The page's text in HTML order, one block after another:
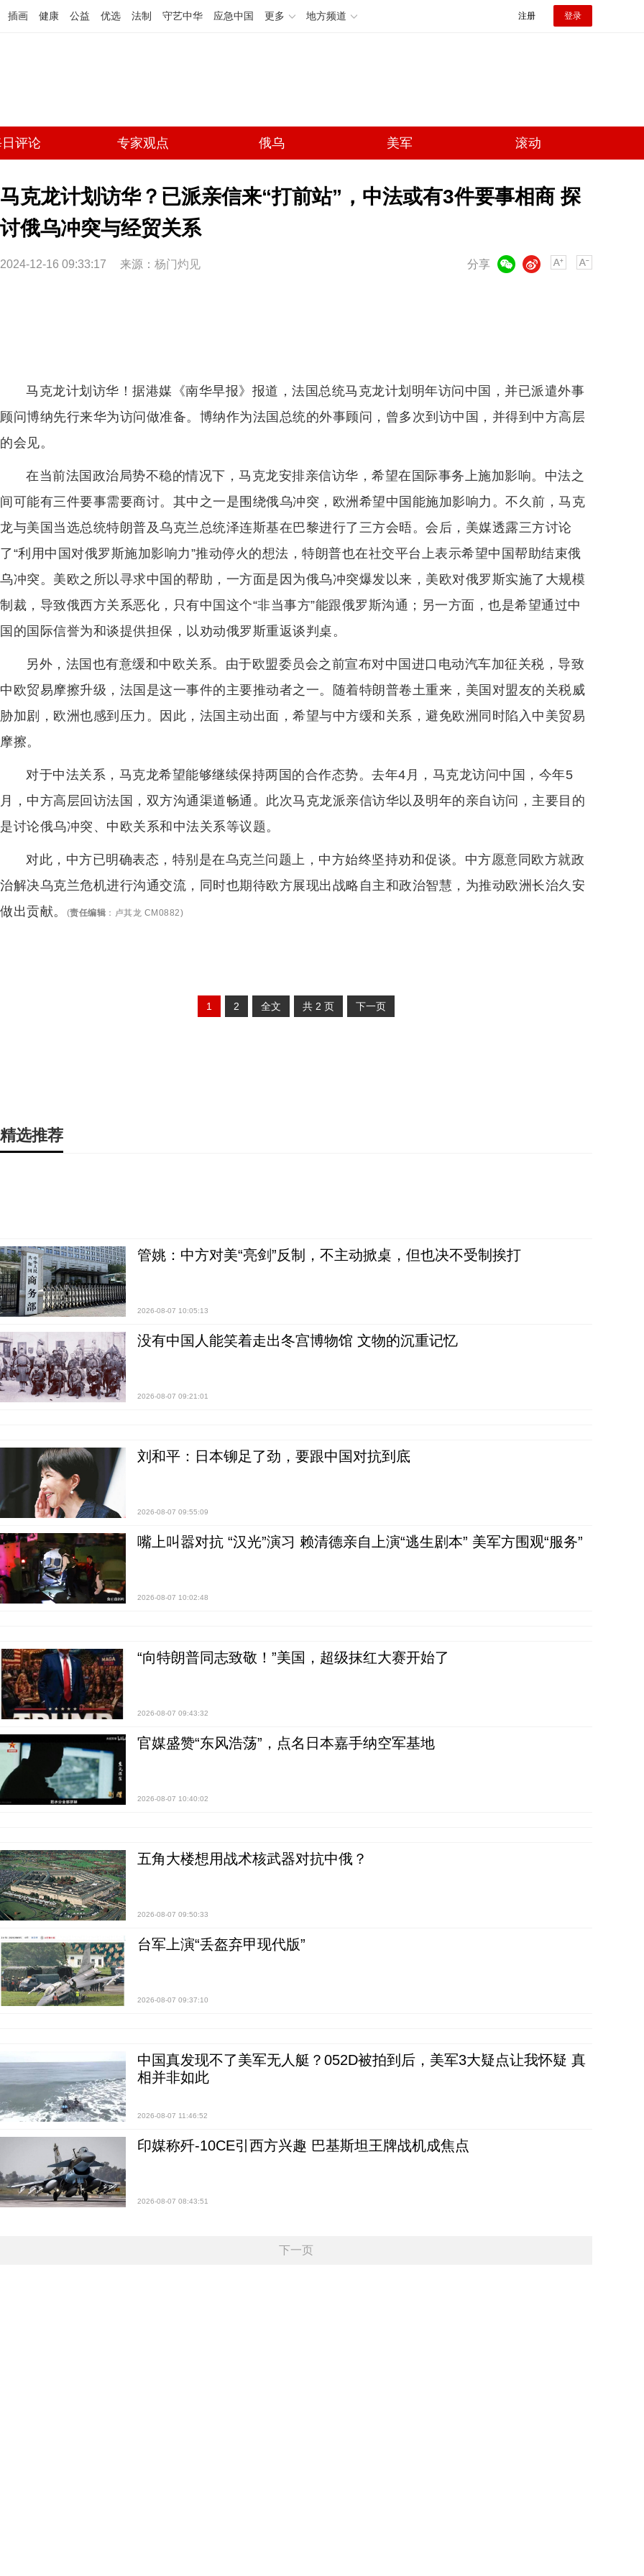
插画 健康 公益 优选 法制 守艺中华 应急中国 更多 地方频道 注册 登录
评论 专家观点 俄乌 美军 滚动
马克龙计划访华？已派亲信来“打前站”，中法或有3件要事相商 探
讨俄乌冲突与经贸关系
2024-12-16 09:33:17 来源： 杨门灼见 分享
微博
马克龙计划访华！据港媒《南华早报》报道，法国总统马克龙计划明年访问中国，并已派遣外事
顾问博纳先行来华为访问做准备。博纳作为法国总统的外事顾问，曾多次到访中国，并得到中方高层
的会见。
在当前法国政治局势不稳的情况下，马克龙安排亲信访华，希望在国际事务上施加影响。中法之
间可能有三件要事需要商讨。其中之一是围绕俄乌冲突，欧洲希望中国能施加影响力。不久前，马克
龙与美国当选总统特朗普及乌克兰总统泽连斯基在巴黎进行了三方会晤。会后，美媒透露三方讨论
了“利用中国对俄罗斯施加影响力”推动停火的想法，特朗普也在社交平台上表示希望中国帮助结束俄
乌冲突。美欧之所以寻求中国的帮助，一方面是因为俄乌冲突爆发以来，美欧对俄罗斯实施了大规模
制裁，导致俄西方关系恶化，只有中国这个“非当事方”能跟俄罗斯沟通；另一方面，也是希望通过中
国的国际信誉为和谈提供担保，以劝动俄罗斯重返谈判桌。
另外，法国也有意缓和中欧关系。由于欧盟委员会之前宣布对中国进口电动汽车加征关税，导致
中欧贸易摩擦升级，法国是这一事件的主要推动者之一。随着特朗普卷土重来，美国对盟友的关税威
胁加剧，欧洲也感到压力。因此，法国主动出面，希望与中方缓和关系，避免欧洲同时陷入中美贸易
摩擦。
对于中法关系，马克龙希望能够继续保持两国的合作态势。去年4月，马克龙访问中国，今年5
月，中方高层回访法国，双方沟通渠道畅通。此次马克龙派亲信访华以及明年的亲自访问，主要目的
是讨论俄乌冲突、中欧关系和中法关系等议题。
对此，中方已明确表态，特别是在乌克兰问题上，中方始终坚持劝和促谈。中方愿意同欧方就政
治解决乌克兰危机进行沟通交流，同时也期待欧方展现出战略自主和政治智慧，为推动欧洲长治久安
做出贡献。
(责任编辑 ： 卢其龙 CM0882)
1 2 全文 共 2 页 下一页
精选推荐
管姚：中方对美“亮剑”反制，不主动掀桌，但也决不受制挨打
2026-08-07 10:05:13
没有中国人能笑着走出冬宫博物馆 文物的沉重记忆
2026-08-07 09:21:01
刘和平：日本铆足了劲，要跟中国对抗到底
2026-08-07 09:55:09
嘴上叫嚣对抗 “汉光”演习 赖清德亲自上演“逃生剧本” 美军方围观“服务”
2026-08-07 10:02:48
“向特朗普同志致敬！”美国，超级抹红大赛开始了
2026-08-07 09:43:32
官媒盛赞“东风浩荡”，点名日本嘉手纳空军基地
2026-08-07 10:40:02
五角大楼想用战术核武器对抗中俄？
2026-08-07 09:50:33
台军上演“丢盔弃甲现代版”
2026-08-07 09:37:10
中国真发现不了美军无人艇？052D被拍到后，美军3大疑点让我怀疑 真
相并非如此
2026-08-07 11:46:52
印媒称歼-10CE引西方兴趣 巴基斯坦王牌战机成焦点
2026-08-07 08:43:51
下一页